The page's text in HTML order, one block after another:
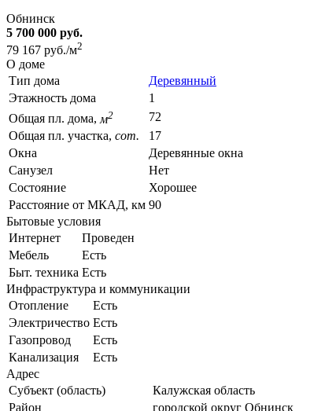
Обнинск
5 700 000 руб.
79 167 руб./м2
О доме
Тип дома
Деревянный
Этажность дома
1
Общая пл. дома, м2
72
Общая пл. участка, сот.
17
Окна
Деревянные окна
Санузел
Нет
Состояние
Хорошее
Расстояние от МКАД, км 90
Бытовые условия
Интернет
Проведен
Мебель
Есть
Быт. техника Есть
Инфраструктура и коммуникации
Отопление
Есть
Электричество Есть
Газопровод
Есть
Канализация
Есть
Адрес
Субъект (область)
Калужская область
Район
городской округ Обнинск